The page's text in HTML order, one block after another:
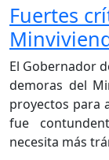
Fuertes
El Gobernador
demoras del
proyectos para
fue
necesita más